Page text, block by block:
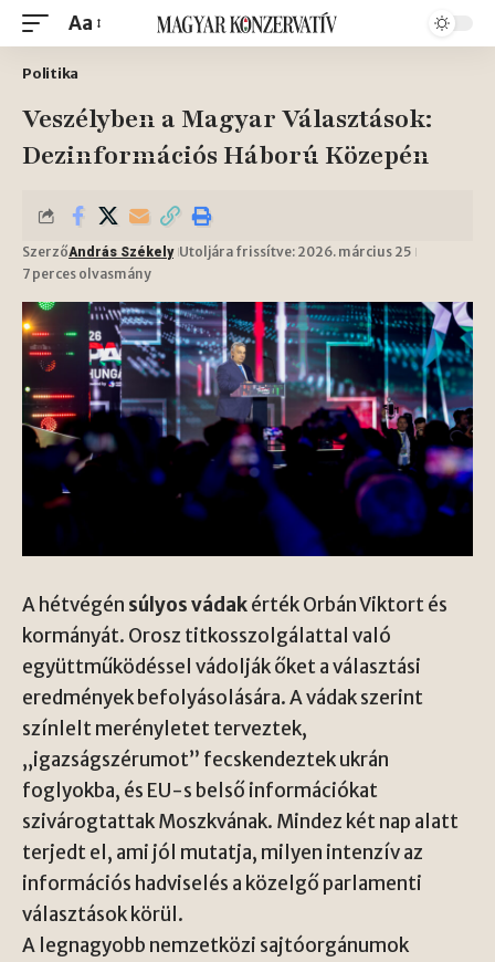
Aa
Politika
Veszélyben a Magyar Választások:
Dezinformációs Háború Közepén
SzerzőAndrás Székely Utoljára frissítve: 2026. március 25
7 perces olvasmány
A hétvégén súlyos vádakérték Orbán Viktort és
kormányát. Orosz titkosszolgálattal való
együttműködéssel vádolják őket a választási
eredmények befolyásolására. A vádak szerint
színlelt merényletet terveztek,
„igazságszérumot” fecskendeztek ukrán
foglyokba, és EU-s belső információkat
szivárogtattak Moszkvának. Mindez két nap alatt
terjedt el, ami jól mutatja, milyen intenzív az
információs hadviselés a közelgő parlamenti
választások körül.
A legnagyobb nemzetközi sajtóorgánumok